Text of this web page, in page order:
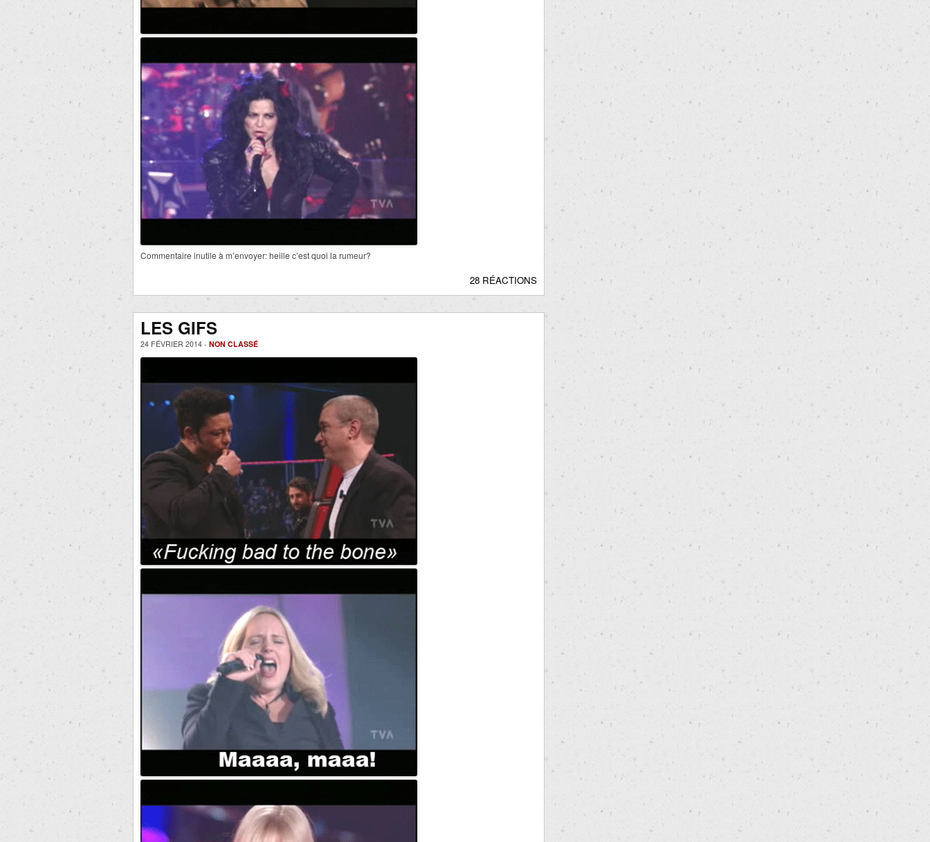
Commentaire inutile à m’envoyer: heille c’est quoi la rumeur?
28 RÉACTIONS
LES GIFS
24 FÉVRIER 2014 - NON CLASSÉ